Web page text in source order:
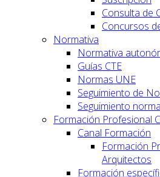
Consulta de
Concursos
Normativa
Normativa
Guías CTE
Normas UNE
Seguimiento de
Seguimiento
Formación Profesional
Canal Formación
Formación
Arquitectos
Formación